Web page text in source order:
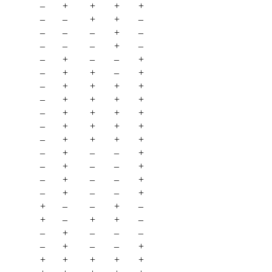
– + + +
+
–
– + +
–
–
– – +
–
–
– – +
–
–
+ – –
+
–
+ + –
+
–
+ + +
+
–
+ + +
+
–
+ + +
+
–
+ + +
+
–
+ + +
+
–
+ – –
+
–
+ – –
+
–
+ – –
+
–
+ – –
+
+
– – +
–
+
– + +
–
–
+ – –
–
–
+ – –
+
+
+ + +
+